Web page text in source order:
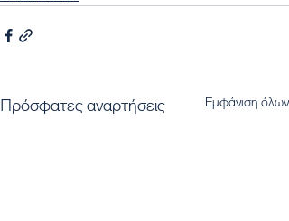
Πρόσφατες αναρτήσεις Εμφάνιση όλων